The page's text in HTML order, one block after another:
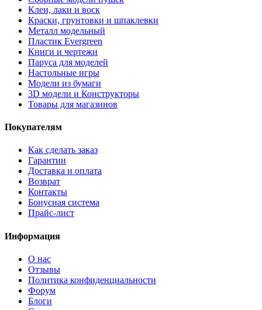
Клеи, лаки и воск
Краски, грунтовки и шпаклевки
Металл модельный
Пластик Evergreen
Книги и чертежи
Паруса для моделей
Настольные игры
Модели из бумаги
3D модели и Конструкторы
Товары для магазинов
Покупателям
Как сделать заказ
Гарантии
Доставка и оплата
Возврат
Контакты
Бонусная система
Прайс-лист
Информация
О нас
Отзывы
Политика конфиденциальности
Форум
Блоги